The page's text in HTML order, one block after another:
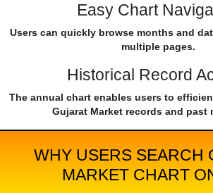
Easy Chart
Users can quickly browse months and
multiple pages.
Historical Record
The annual chart enables users to
Gujarat Market records and past
WHY USERS SEARCH
MARKET CHART